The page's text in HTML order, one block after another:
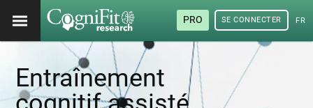
PRO SE CONNECTER
Entraînement